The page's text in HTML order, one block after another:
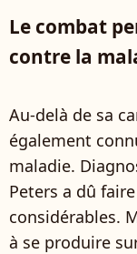
Le combat
contre la
Au-delà de sa
également
maladie.
Peters a dû
considérables.
à se produire